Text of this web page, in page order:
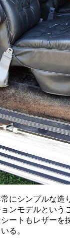
にシンプルな造
ンモデルという
ートもレザーを
る。